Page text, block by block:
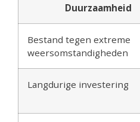
Duurzaamheid
Bestand tegen extreme
weersomstandigheden
Langdurige investering